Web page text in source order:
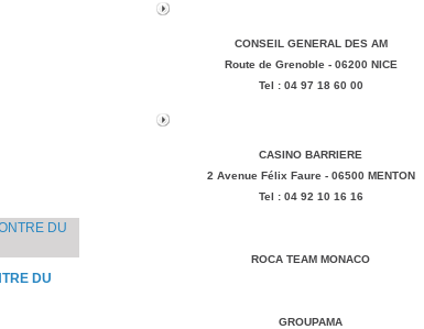
DU
CONSEIL GENERAL DES AM
Route de Grenoble - 06200 NICE
Tel : 04 97 18 60 00
CASINO BARRIERE
2 Avenue Félix Faure - 06500 MENTON
Tel : 04 92 10 16 16
ROCA TEAM MONACO
GROUPAMA